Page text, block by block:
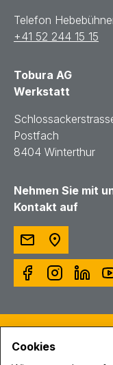
Telefon
+41 52 244 15 15
Tobura AG
Werkstatt
Postfach
8404 Winterthur
Nehmen Sie mit
Kontakt auf
Intranet
Cookies